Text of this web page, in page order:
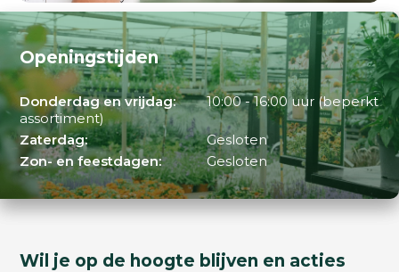
Openingstijden
Donderdag en vrijdag:
10:00 - 16:00 uur (beperkt
assortiment)
Zaterdag:
Gesloten
Zon- en feestdagen:
Gesloten
Wil je op de hoogte blijven en acties